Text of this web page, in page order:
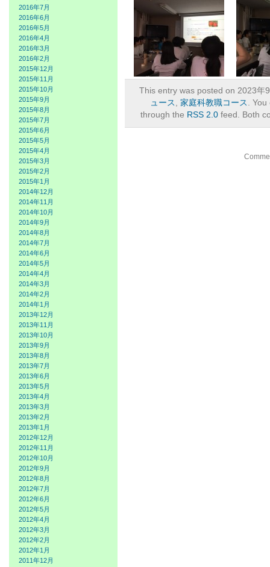
2016年7月
2016年6月
2016年5月
2016年4月
2016年3月
2016年2月
2015年12月
2015年11月
2015年10月
2015年9月
2015年8月
2015年7月
2015年6月
2015年5月
2015年4月
2015年3月
2015年2月
2015年1月
2014年12月
2014年11月
2014年10月
2014年9月
2014年8月
2014年7月
2014年6月
2014年5月
2014年4月
2014年3月
2014年2月
2014年1月
2013年12月
2013年11月
2013年10月
2013年9月
2013年8月
2013年7月
2013年6月
2013年5月
2013年4月
2013年3月
2013年2月
2013年1月
2012年12月
2012年11月
2012年10月
2012年9月
2012年8月
2012年7月
2012年6月
2012年5月
2012年4月
2012年3月
2012年2月
2012年1月
2011年12月
This entry was posted on 2023
ュース , 家庭科教職コース . You
through the RSS 2.0 feed. Both